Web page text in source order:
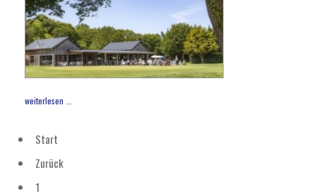
weiterlesen ...
Start
Zurück
1